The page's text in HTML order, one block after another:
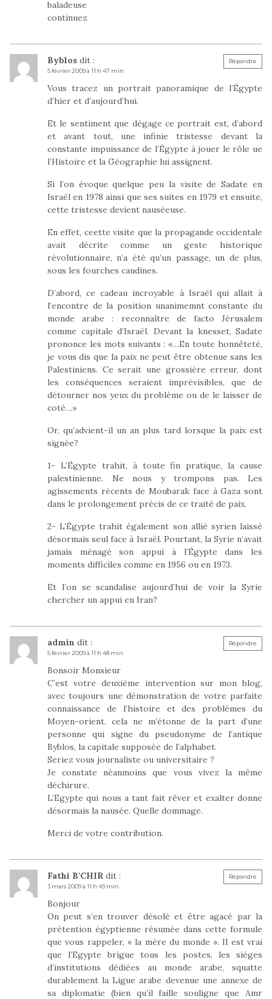
baladeuse
continuez
Byblos dit :
5 février 2009 à 11 h 47 min
Vous tracez un portrait panoramique de l’Égypte
d’hier et d’aujourd’hui.
Et le sentiment que dégage ce portrait est, d’abord
et avant tout, une infinie tristesse devant la
constante impuissance de l’Égypte à jouer le rôle ue
l’Histoire et la Géographie lui assignent.
Si l’on évoque quelque peu la visite de Sadate en
Israël en 1978 ainsi que ses suites en 1979 et ensuite,
cette tristesse devient nauséeuse.
En effet, ceette visite que la propagande occidentale
avait décrite comme un geste historique
révolutionnaire, n’a été qu’un passage, un de plus,
sous les fourches caudines.
D’abord, ce cadeau incroyable à Israël qui allait à
l’encontre de la position unanimemnt constante du
monde arabe : reconnaître de facto Jérusalem
comme capitale d’Israël. Devant la knesset, Sadate
prononce les mots suivants : «…En toute honnêteté,
je vous dis que la paix ne peut être obtenue sans les
Palestiniens. Ce serait une grossière erreur, dont
les conséquences seraient imprévisibles, que de
détourner nos yeux du problème ou de le laisser de
coté…»
Or, qu’advient-il un an plus tard lorsque la paix est
signée?
1- L’Égypte trahit, à toute fin pratique, la cause
palestinienne. Ne nous y trompons pas. Les
agissements récents de Moubarak face à Gaza sont
dans le prolongement précis de ce traité de paix.
2- L’Égypte trahit également son allié syrien laissé
désormais seul face à Israël. Pourtant, la Syrie n’avait
jamais ménagé son appui à l’Égypte dans les
moments difficiles comme en 1956 ou en 1973.
Et l’on se scandalise aujourd’hui de voir la Syrie
chercher un appui en Iran?
Répondre
admin dit :
5 février 2009 à 11 h 48 min
Bonsoir Monsieur
C’est votre deuxième intervention sur mon blog,
avec toujours une démonstration de votre parfaite
connaissance de l’histoire et des problèmes du
Moyen-orient. cela ne m’étonne de la part d’une
personne qui signe du pseudonyme de l’antique
Byblos, la capitale supposée de l’alphabet.
Seriez vous journaliste ou universitaire ?
Je constate néanmoins que vous vivez la même
déchirure.
L’Egypte qui nous a tant fait rêver et exalter donne
désormais la nausée. Quelle dommage.
Merci de votre contribution.
Répondre
Fathi B'CHIR dit :
3 mars 2009 à 11 h 49 min
Bonjour
On peut s’en trouver désolé et être agacé par la
prétention égyptienne résumée dans cette formule
que vous rappeler, « la mère du monde ». Il est vrai
que l’Egypte brigue tous les postes, les sièges
d’institutions dédiées au monde arabe, squatte
durablement la Ligue arabe devenue une annexe de
sa diplomatie (bien qu’il faille souligne que Amr
Répondre